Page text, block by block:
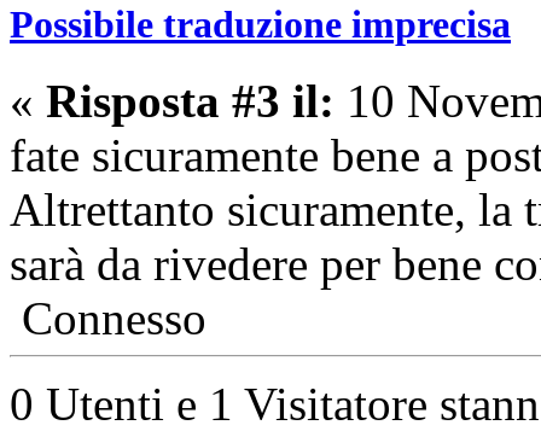
Possibile traduzione imprecisa
« Risposta #3 il: 10
fate sicuramente bene a
Altrettanto sicuramente, la
sarà da rivedere per bene
Connesso
0 Utenti e 1 Visitatore